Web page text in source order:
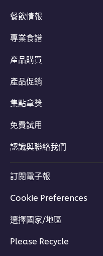
餐飲情報
專業食譜
產品購買
產品促銷
集點拿獎
免費試用
認識與聯絡我們
訂閱電子報
Cookie Preferences
選擇國家/地區
Please Recycle